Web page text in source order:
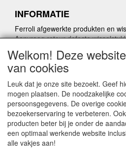
INFORMATIE
Ferroli afgewerkte produkten en
Aanvraag retour defecte
Herroepingslink aanvragen
CONTACTGEGEVENS
www.vdht.be
Rouwbergskens 7 hal 14
2340 Beerse
Welkom! Deze
van cookies
Leuk dat je onze site bezoekt. Geef
mogen plaatsen. De noodzakelijke
persoonsgegevens. De overige
bezoekerservaring te verbeteren.
producten beter bij je onder de
een optimaal werkende website
alle vakjes aan!